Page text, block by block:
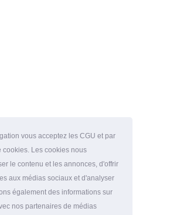
vous acceptez les CGU et par
Les cookies nous
le contenu et les annonces, d'offrir
aux médias sociaux et d'analyser
également des informations sur
nos partenaires de médias